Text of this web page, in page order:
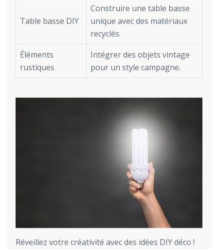
Table basse DIY
Construire une table basse
unique avec des matériaux
recyclés.
Éléments
rustiques
Intégrer des objets vintage
pour un style campagne.
Réveillez votre créativité avec des idées DIY déco !